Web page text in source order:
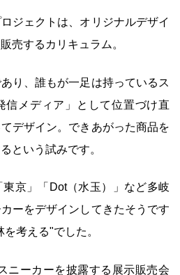
ジェクトは、オリジナルデザイ
売するカリキュラム。
り、誰もが一足は持っているス
信メディア」として位置づけ直
デザイン。できあがった商品を
という試みです。
京」「Dot（水玉）」など多岐
ーをデザインしてきたそうです
考える"でした。
ニーカーを披露する展示販売会